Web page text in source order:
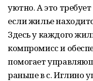
уютно. А это
если жилье
Здесь у каждого
компромисс и
помогает
раньше в с. Иглино